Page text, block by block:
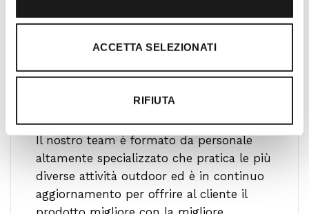
ACCETTA SELEZIONATI
RIFIUTA
Il nostro team è formato da personale
altamente specializzato che pratica le più
diverse attività outdoor ed è in continuo
aggiornamento per offrire al cliente il